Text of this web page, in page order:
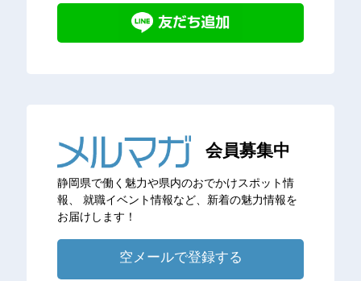
会員募集中
静岡県で働く魅力や県内のおでかけスポット情
報、
就職イベント情報など、新着の魅力情報を
お届けします！
空メールで登録する